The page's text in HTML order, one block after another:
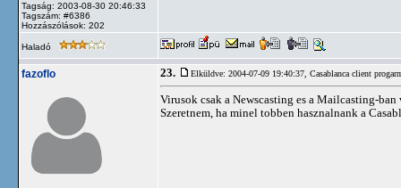
Tagság: 2003-08-30 20:46:33
Tagszám: #6386
Hozzászólások: 202
Haladó
fazoflo 23. Elküldve: 2004-07-09 19:40:37, Casablanca client
Virusok csak a Newscasting es a Mailcasting-
Szeretnem, ha minel tobben hasznalnank a